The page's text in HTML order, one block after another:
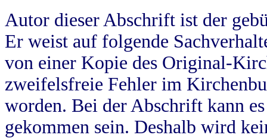
Autor dieser Abschrift ist der
Er weist auf folgende
von einer Kopie des Original-
zweifelsfreie Fehler im
worden. Bei der Abschrift kann
gekommen sein. Deshalb wird